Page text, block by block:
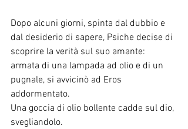
Dopo alcuni giorni, spinta dal dubbio e
dal desiderio di sapere, Psiche decise di
scoprire la verità sul suo amante:
armata di una lampada ad olio e di un
pugnale, si avvicinò ad Eros
addormentato.
Una goccia di olio bollente cadde sul dio,
svegliandolo.